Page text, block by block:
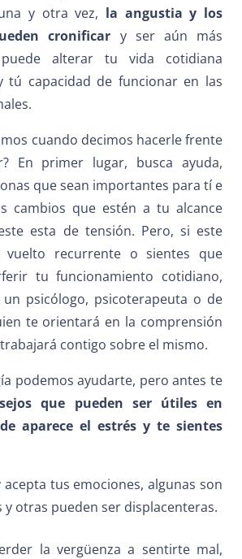
y otra vez, la angustia y los
cronificar y ser aún más
alterar tu vida cotidiana
tú capacidad de funcionar en las
cuando decimos hacerle frente
En primer lugar, busca ayuda,
que sean importantes para tí e
cambios que estén a tu alcance
esta de tensión. Pero, si este
vuelto recurrente o sientes que
tu funcionamiento cotidiano,
psicólogo, psicoterapeuta o de
te orientará en la comprensión
contigo sobre el mismo.
podemos ayudarte, pero antes te
que pueden ser útiles en
aparece el estrés y te sientes
acepta tus emociones, algunas son
y otras pueden ser displacenteras.
la vergüenza a sentirte mal,